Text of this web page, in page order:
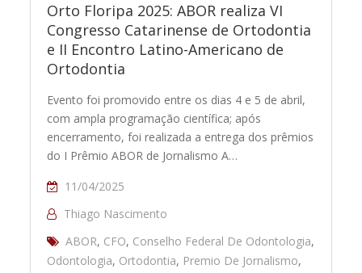
Orto Floripa 2025: ABOR realiza VI
Congresso Catarinense de Ortodontia
e II Encontro Latino-Americano de
Ortodontia
Evento foi promovido entre os dias 4 e 5 de abril,
com ampla programação científica; após
encerramento, foi realizada a entrega dos prêmios
do I Prêmio ABOR de Jornalismo A…
11/04/2025
Thiago Nascimento
ABOR, CFO, Conselho Federal De Odontologia,
Odontologia, Ortodontia, Premio De Jornalismo,